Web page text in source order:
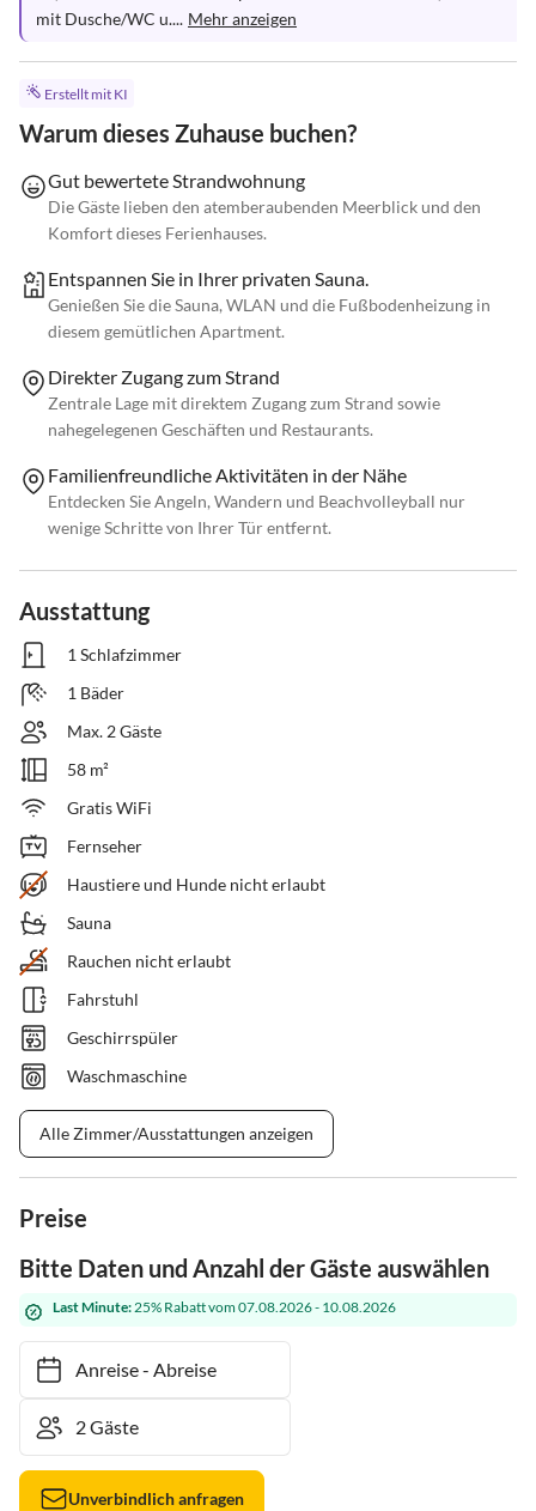
mit Dusche/WC u.... Mehr anzeigen
Erstellt mit KI
Warum dieses Zuhause buchen?
Gut bewertete Strandwohnung
Die Gäste lieben den atemberaubenden Meerblick und den
Komfort dieses Ferienhauses.
Entspannen Sie in Ihrer privaten Sauna.
Genießen Sie die Sauna, WLAN und die Fußbodenheizung in
diesem gemütlichen Apartment.
Direkter Zugang zum Strand
Zentrale Lage mit direktem Zugang zum Strand sowie
nahegelegenen Geschäften und Restaurants.
Familienfreundliche Aktivitäten in der Nähe
Entdecken Sie Angeln, Wandern und Beachvolleyball nur
wenige Schritte von Ihrer Tür entfernt.
Ausstattung
1 Schlafzimmer
1 Bäder
Max. 2 Gäste
58 m²
Gratis WiFi
Fernseher
Haustiere und Hunde nicht erlaubt
Sauna
Rauchen nicht erlaubt
Fahrstuhl
Geschirrspüler
Waschmaschine
Alle Zimmer/Ausstattungen anzeigen
Preise
Bitte Daten und Anzahl der Gäste auswählen
Last Minute:25% Rabatt vom 07.08.2026 - 10.08.2026
Anreise- Abreise
Unverbindlich anfragen